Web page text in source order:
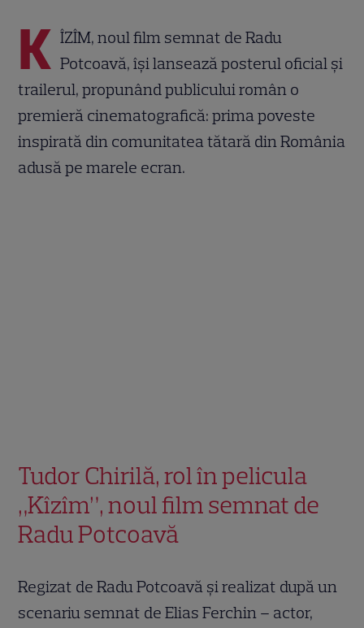
K ÎZÎM, noul film semnat de Radu
Potcoavă, își lansează posterul oficial și
trailerul, propunând publicului român o
premieră cinematografică: prima poveste
inspirată din comunitatea tătară din România
adusă pe marele ecran.
Tudor Chirilă, rol în pelicula
„Kîzîm”, noul film semnat de
Radu Potcoavă
Regizat de Radu Potcoavă și realizat după un
scenariu semnat de Elias Ferchin – actor,